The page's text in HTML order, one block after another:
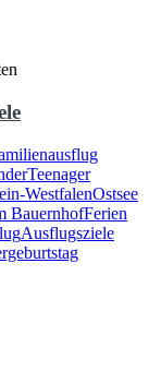
Teenager
WestfalenOstsee
BauernhofFerien
Ausflugsziele